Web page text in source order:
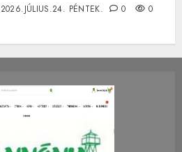
2026.JÚLIUS.24. PÉNTEK. 0 0